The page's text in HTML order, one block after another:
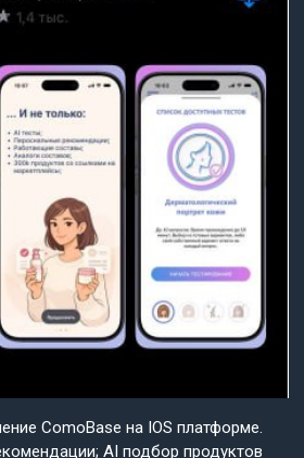
ComoBase на IOS платформе.
AI подбор продуктов